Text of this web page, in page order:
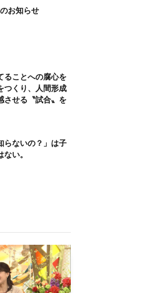
お知らせ
ることへの腐心を
つくり、人間形成
させる〝試合〟を
らないの？」は子
い。